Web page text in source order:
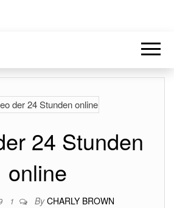
24 Stunden
online
1 By CHARLY BROWN